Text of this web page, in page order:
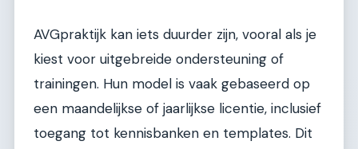
AVGpraktijk kan iets duurder zijn, vooral als je
kiest voor uitgebreide ondersteuning of
trainingen. Hun model is vaak gebaseerd op
een maandelijkse of jaarlijkse licentie, inclusief
toegang tot kennisbanken en templates. Dit